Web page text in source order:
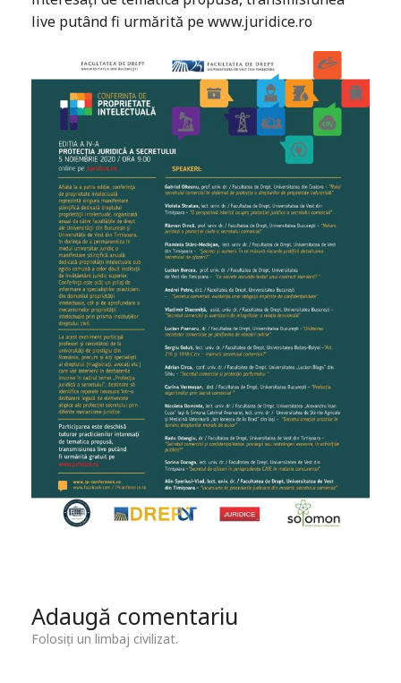
live putând fi urmărită pewww.juridice.ro
Adaugă comentariu
Folosiți un limbaj civilizat.